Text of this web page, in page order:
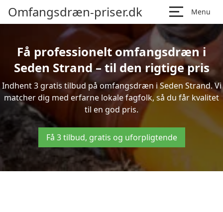
Omfangsdræn-priser.dk Menu
Få professionelt omfangsdræn i
Seden Strand – til den rigtige pris
Indhent 3 gratis tilbud på omfangsdræn i Seden Strand. Vi
matcher dig med erfarne lokale fagfolk, så du får kvalitet
til en god pris.
Få 3 tilbud, gratis og uforpligtende